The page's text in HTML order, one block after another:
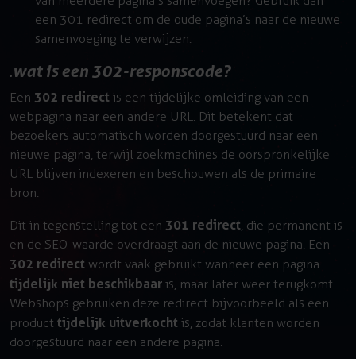
een 301 redirect om de oude pagina’s naar de nieuwe
samenvoeging te verwijzen.
wat is een 302-responscode?
Een 302 redirect is een tijdelijke omleiding van een
webpagina naar een andere URL. Dit betekent dat
bezoekers automatisch worden doorgestuurd naar een
nieuwe pagina, terwijl zoekmachines de oorspronkelijke
URL blijven indexeren en beschouwen als de primaire
bron.
Dit in tegenstelling tot een 301 redirect, die permanent is
en de SEO-waarde overdraagt aan de nieuwe pagina. Een
302 redirect wordt vaak gebruikt wanneer een pagina
tijdelijk niet beschikbaar is, maar later weer terugkomt.
Webshops gebruiken deze redirect bijvoorbeeld als een
product tijdelijk uitverkocht is, zodat klanten worden
doorgestuurd naar een andere pagina.